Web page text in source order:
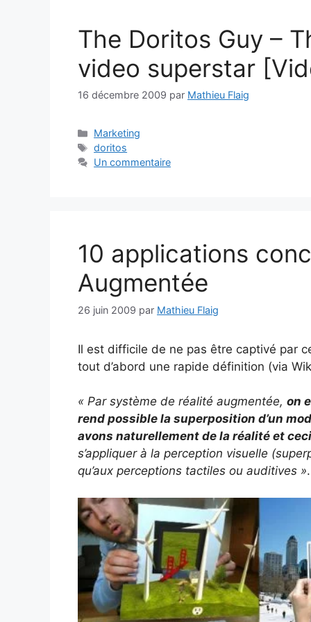
The Doritos Guy –
video superstar
16 décembre 2009 par Mathieu Flaig
Catégories
Marketing
Étiquettes
doritos
Un commentaire
10 applications
Augmentée
26 juin 2009 par Mathieu Flaig
Il est difficile de ne pas être captivé par
tout d’abord une rapide définition (via
« Par système de réalité augmentée, on
rend possible la superposition d’un
avons naturellement de la réalité et
s’appliquer à la perception visuelle
qu’aux perceptions tactiles ou auditives ».